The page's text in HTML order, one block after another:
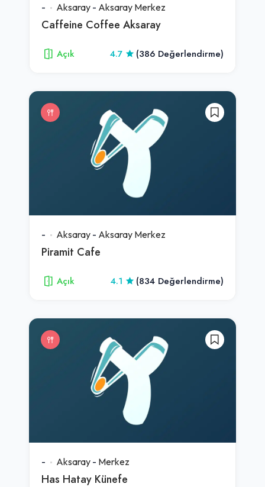
- Aksaray - Aksaray Merkez
Caffeine Coffee Aksaray
Açık 4.7 (386 Değerlendirme)
- Aksaray - Aksaray Merkez
Piramit Cafe
Açık 4.1 (834 Değerlendirme)
- Aksaray - Merkez
Has Hatay Künefe